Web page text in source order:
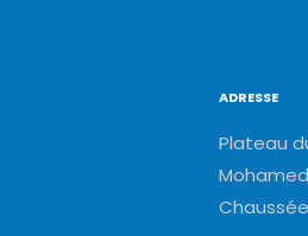
ADRESSE
Plateau